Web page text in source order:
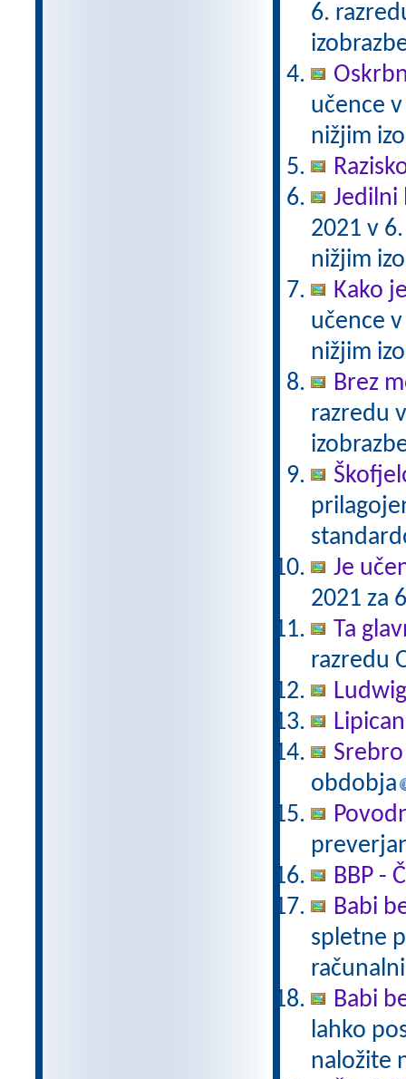
6.
učence
nižjim
Jedilni
2021 v
nižjim
Kako
učence
nižjim
Brez
razredu
Je
2021 za
Ta
razredu
obdobja
BBP -
Babi
spletne
Babi
lahko
naložite